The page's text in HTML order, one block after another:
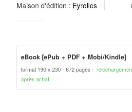
Maison d'édition : Eyrolles
eBook [ePub + PDF + Mobi/Kindle]
format 190 x 230 672 pages
après achat